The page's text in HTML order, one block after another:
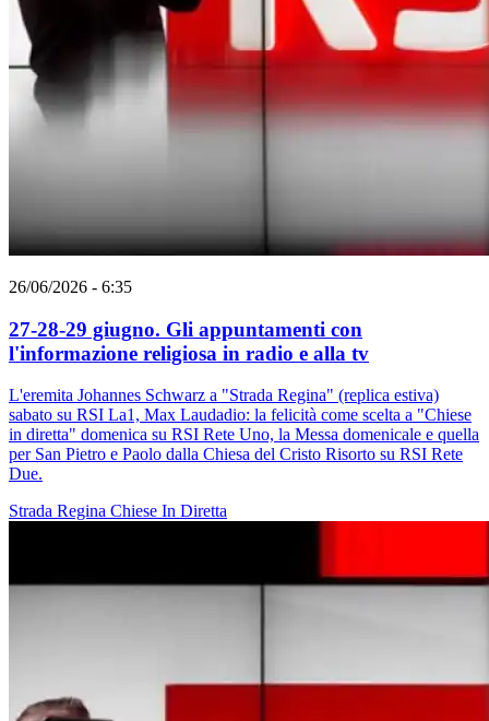
26/06/2026 - 6:35
27-28-29 giugno. Gli appuntamenti con
l'informazione religiosa in radio e alla tv
L'eremita Johannes Schwarz a "Strada Regina" (replica estiva)
sabato su RSI La1, Max Laudadio: la felicità come scelta a "Chiese
in diretta" domenica su RSI Rete Uno, la Messa domenicale e quella
per San Pietro e Paolo dalla Chiesa del Cristo Risorto su RSI Rete
Due.
Strada Regina Chiese In Diretta